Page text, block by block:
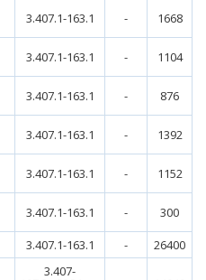
3.407.1-163.1 - 1668
3.407.1-163.1 - 1104
3.407.1-163.1 - 876
3.407.1-163.1 - 1392
3.407.1-163.1 - 1152
3.407.1-163.1 -
300
3.407.1-163.1 - 26400
3.407-